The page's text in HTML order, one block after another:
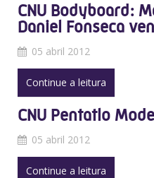
CNU Bodyboard:
Daniel Fonseca
05 abril 2012
Continue a leitura
CNU Pentatlo
05 abril 2012
Continue a leitura